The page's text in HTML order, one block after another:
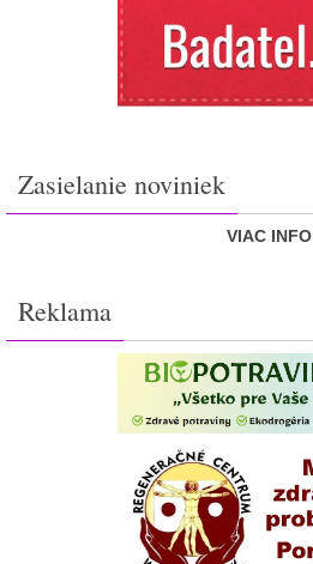
Zasielanie noviniek
VIAC INFO
Reklama